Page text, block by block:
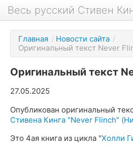
Весь русский Стивен
Книги
Фильмы
Аудиокниги
Новости сайта
Новости Кинга
Биография
О проекте
Главная / Новости сайта /
Оригинальный текст Never
Оригинальный текст
27.05.2025
Опубликован оригинальный
Стивена Кинга "Never Flinch"
Это 4ая книга из цикла "Холли